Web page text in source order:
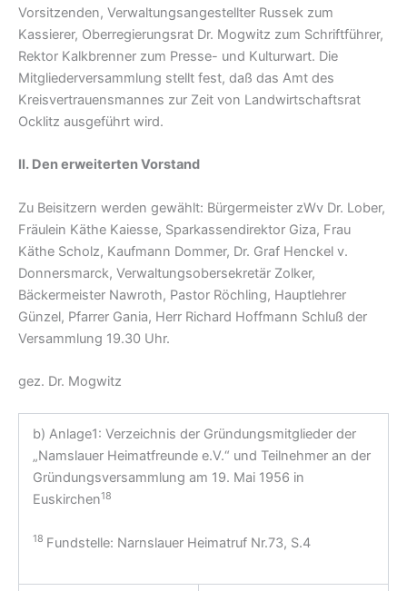
Vorsitzenden, Verwaltungsangestellter Russek zum
Kassierer, Oberregierungsrat Dr. Mogwitz zum Schriftführer,
Rektor Kalkbrenner zum Presse- und Kulturwart. Die
Mitgliederversammlung stellt fest, daß das Amt des
Kreisvertrauensmannes zur Zeit von Landwirtschaftsrat
Ocklitz ausgeführt wird.
II. Den erweiterten Vorstand
Zu Beisitzern werden gewählt: Bürgermeister zWv Dr. Lober,
Fräulein Käthe Kaiesse, Sparkassendirektor Giza, Frau
Käthe Scholz, Kaufmann Dommer, Dr. Graf Henckel v.
Donnersmarck, Verwaltungsobersekretär Zolker,
Bäckermeister Nawroth, Pastor Röchling, Hauptlehrer
Günzel, Pfarrer Gania, Herr Richard Hoffmann Schluß der
Versammlung 19.30 Uhr.
gez. Dr. Mogwitz
b) Anlage1: Verzeichnis der Gründungsmitglieder der
„Namslauer Heimatfreunde e.V.“ und Teilnehmer an der
Gründungsversammlung am 19. Mai 1956 in
Euskirchen18
18 Fundstelle: Narnslauer Heimatruf Nr.73, S.4